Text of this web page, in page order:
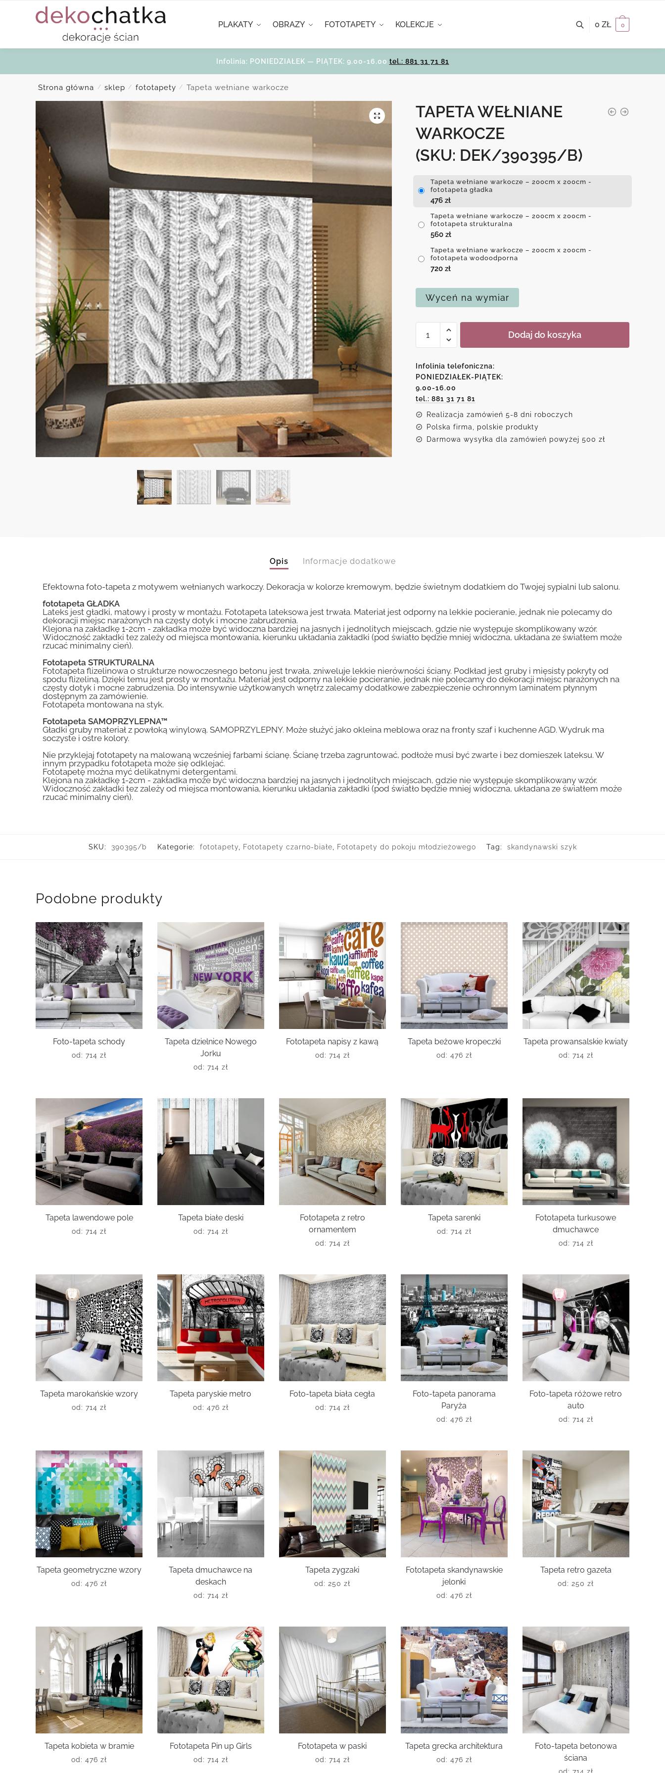
PLAKATY OBRAZY FOTOTAPETY KOLEKCJE 0 ZŁ 0
Infolinia: PONIEDZIAŁEK — PIĄTEK: 9.00-16.00 tel.: 881 31 71 81
Strona główna / sklep / fototapety / Tapeta wełniane warkocze
TAPETA WEŁNIANE
WARKOCZE
(SKU: DEK/390395/B)
Tapeta wełniane warkocze – 200cm x 200cm -
fototapeta gładka
476 zł
Tapeta wełniane warkocze – 200cm x 200cm -
fototapeta strukturalna
560 zł
Tapeta wełniane warkocze – 200cm x 200cm -
fototapeta wodoodporna
720 zł
Wyceń na wymiar
Tapeta
warkocze
Dodaj do koszyka
Infolinia telefoniczna:
PONIEDZIAŁEK-PIĄTEK:
9.00-16.00
tel.: 881 31 71 81
Realizacja zamówień 5-8 dni roboczych
Polska firma, polskie produkty
Darmowa wysyłka dla zamówień powyżej 500 zł
Opis Informacje dodatkowe
Efektowna foto-tapeta z motywem wełnianych warkoczy. Dekoracja w kolorze kremowym, będzie świetnym dodatkiem do Twojej sypialni lub salonu.
fototapeta GŁADKA
Lateks jest gładki, matowy i prosty w montażu. Fototapeta lateksowa jest trwała. Materiał jest odporny na lekkie pocieranie, jednak nie polecamy do
dekoracji miejsc narażonych na częsty dotyk i mocne zabrudzenia.
Klejona na zakładkę 1-2cm - zakładka może być widoczna bardziej na jasnych i jednolitych miejscach, gdzie nie występuje skomplikowany wzór.
Widoczność zakładki tez zależy od miejsca montowania, kierunku układania zakładki (pod światło będzie mniej widoczna, układana ze światłem może
rzucać minimalny cień).
Fototapeta STRUKTURALNA
Fototapeta flizelinowa o strukturze nowoczesnego betonu jest trwała, zniweluje lekkie nierówności ściany. Podkład jest gruby i mięsisty pokryty od
spodu flizeliną. Dzięki temu jest prosty w montażu. Materiał jest odporny na lekkie pocieranie, jednak nie polecamy do dekoracji miejsc narażonych na
częsty dotyk i mocne zabrudzenia. Do intensywnie użytkowanych wnętrz zalecamy dodatkowe zabezpieczenie ochronnym laminatem płynnym
dostępnym za zamówienie.
Fototapeta montowana na styk.
Fototapeta SAMOPRZYLEPNA™
Gładki gruby materiał z powłoką winylową. SAMOPRZYLEPNY. Może służyć jako okleina meblowa oraz na fronty szaf i kuchenne AGD. Wydruk ma
soczyste i ostre kolory.
Nie przyklejaj fototapety na malowaną wcześniej farbami ścianę. Ścianę trzeba zagruntować, podłoże musi być zwarte i bez domieszek lateksu. W
innym przypadku fototapeta może się odklejać.
Fototapetę można myć delikatnymi detergentami.
Klejona na zakładkę 1-2cm - zakładka może być widoczna bardziej na jasnych i jednolitych miejscach, gdzie nie występuje skomplikowany wzór.
Widoczność zakładki tez zależy od miejsca montowania, kierunku układania zakładki (pod światło będzie mniej widoczna, układana ze światłem może
rzucać minimalny cień).
SKU: 390395/b Kategorie: fototapety, Fototapety czarno-białe, Fototapety do pokoju młodzieżowego Tag: skandynawski szyk
Podobne produkty
Foto-tapeta schody
od: 714 zł
Tapeta dzielnice Nowego
Jorku
od: 714 zł
Fototapeta napisy z kawą
od: 714 zł
Tapeta beżowe kropeczki
od: 476 zł
Tapeta prowansalskie kwiaty
od: 714 zł
Tapeta lawendowe pole
od: 714 zł
Tapeta białe deski
od: 714 zł
Fototapeta z retro
ornamentem
od: 714 zł
Tapeta sarenki
od: 714 zł
Fototapeta turkusowe
dmuchawce
od: 714 zł
Tapeta marokańskie wzory
od: 714 zł
Tapeta paryskie metro
od: 476 zł
Foto-tapeta biała cegła
od: 714 zł
Foto-tapeta panorama
Paryża
od: 476 zł
Foto-tapeta różowe retro
auto
od: 714 zł
Tapeta geometryczne wzory
od: 476 zł
Tapeta dmuchawce na
deskach
od: 714 zł
Tapeta zygzaki
od: 250zł
Fototapeta skandynawskie
jelonki
od: 476 zł
Tapeta retro gazeta
od: 250zł
Tapeta kobieta w bramie
od: 476 zł
Fototapeta Pin up Girls
od: 714 zł
Fototapeta w paski
od: 714 zł
Tapeta grecka architektura
od: 476 zł
Foto-tapeta betonowa
ściana